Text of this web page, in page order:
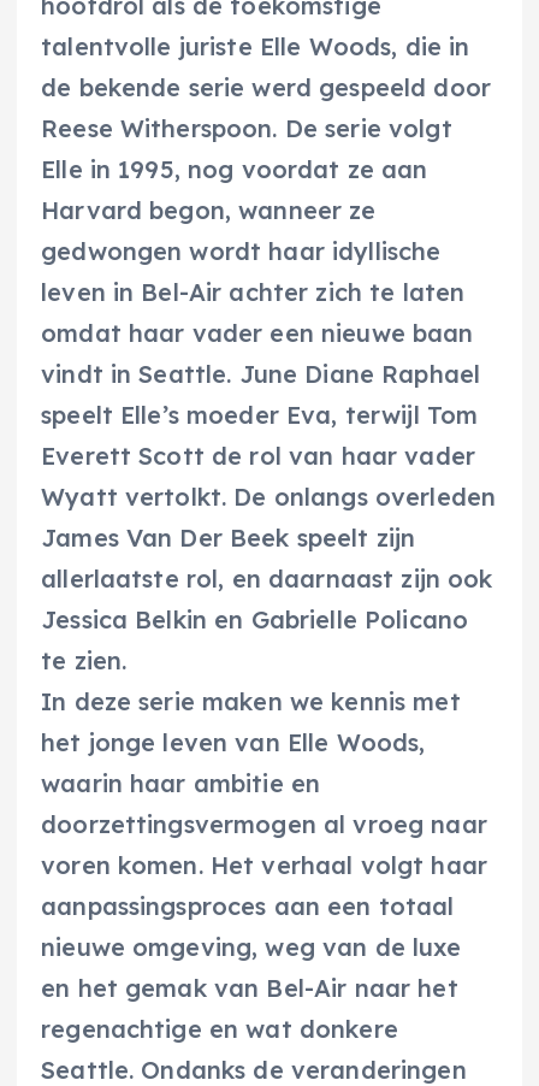
talentvolle juriste Elle Woods, die in
de bekende serie werd gespeeld door
Reese Witherspoon. De serie volgt
Elle in 1995, nog voordat ze aan
Harvard begon, wanneer ze
gedwongen wordt haar idyllische
leven in Bel-Air achter zich te laten
omdat haar vader een nieuwe baan
vindt in Seattle. June Diane Raphael
speelt Elle’s moeder Eva, terwijl Tom
Everett Scott de rol van haar vader
Wyatt vertolkt. De onlangs overleden
James Van Der Beek speelt zijn
allerlaatste rol, en daarnaast zijn ook
Jessica Belkin en Gabrielle Policano
te zien.
In deze serie maken we kennis met
het jonge leven van Elle Woods,
waarin haar ambitie en
doorzettingsvermogen al vroeg naar
voren komen. Het verhaal volgt haar
aanpassingsproces aan een totaal
nieuwe omgeving, weg van de luxe
en het gemak van Bel-Air naar het
regenachtige en wat donkere
Seattle. Ondanks de veranderingen